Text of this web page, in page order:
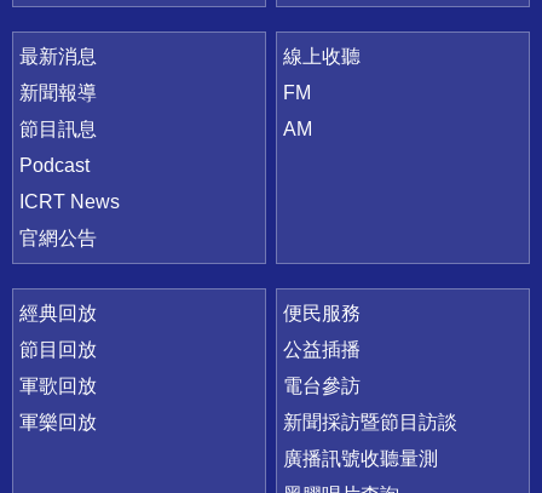
最新消息
新聞報導
節目訊息
Podcast
ICRT News
官網公告
線上收聽
FM
AM
經典回放
節目回放
軍歌回放
軍樂回放
便民服務
公益插播
電台參訪
新聞採訪暨節目訪談
廣播訊號收聽量測